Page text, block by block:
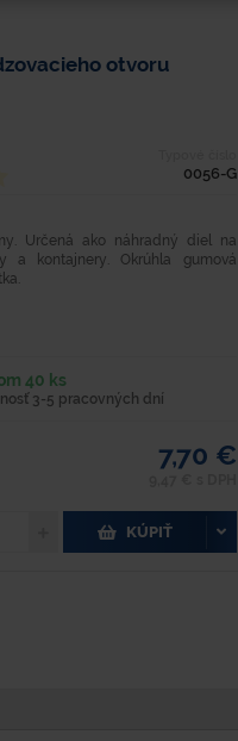
otvoru
0056-G
Určená ako náhradný diel na
a kontajnery. Okrúhla gumová
40 ks
3-5 pracovných dní
7,70 €
KÚPIŤ